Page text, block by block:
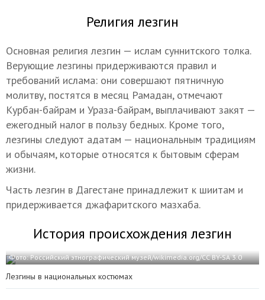
Религия лезгин
Основная религия лезгин — ислам суннитского толка.
Верующие лезгины придерживаются правил и
требований ислама: они совершают пятничную
молитву, постятся в месяц Рамадан, отмечают
Курбан-байрам и Ураза-байрам, выплачивают закят —
ежегодный налог в пользу бедных. Кроме того,
лезгины следуют адатам — национальным традициям
и обычаям, которые относятся к бытовым сферам
жизни.
Часть лезгин в Дагестане принадлежит к шиитам и
придерживается джафаритского мазхаба.
История происхождения лезгин
Фото: Российский этнографический музей/wikimedia.org/CC BY-SA 3.0
Лезгины в национальных костюмах